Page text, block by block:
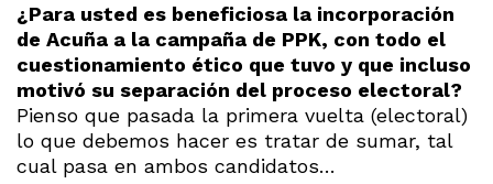
¿Para usted es beneficiosa la incorporación
de Acuña a la campaña de PPK, con todo el
cuestionamiento ético que tuvo y que incluso
motivó su separación del proceso electoral?
Pienso que pasada la primera vuelta (electoral)
lo que debemos hacer es tratar de sumar, tal
cual pasa en ambos candidatos…